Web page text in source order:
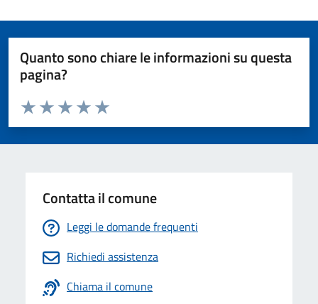
Quanto sono chiare le informazioni su questa
pagina?
Valuta da 1 a 5 stelle la pagina
Valuta 5 stelle su 5
Valuta 4 stelle su 5
Valuta 3 stelle su 5
Valuta 2 stelle su 5
Valuta 1 stelle su 5
Contatta il comune
Leggi le domande frequenti
Richiedi assistenza
Chiama il comune